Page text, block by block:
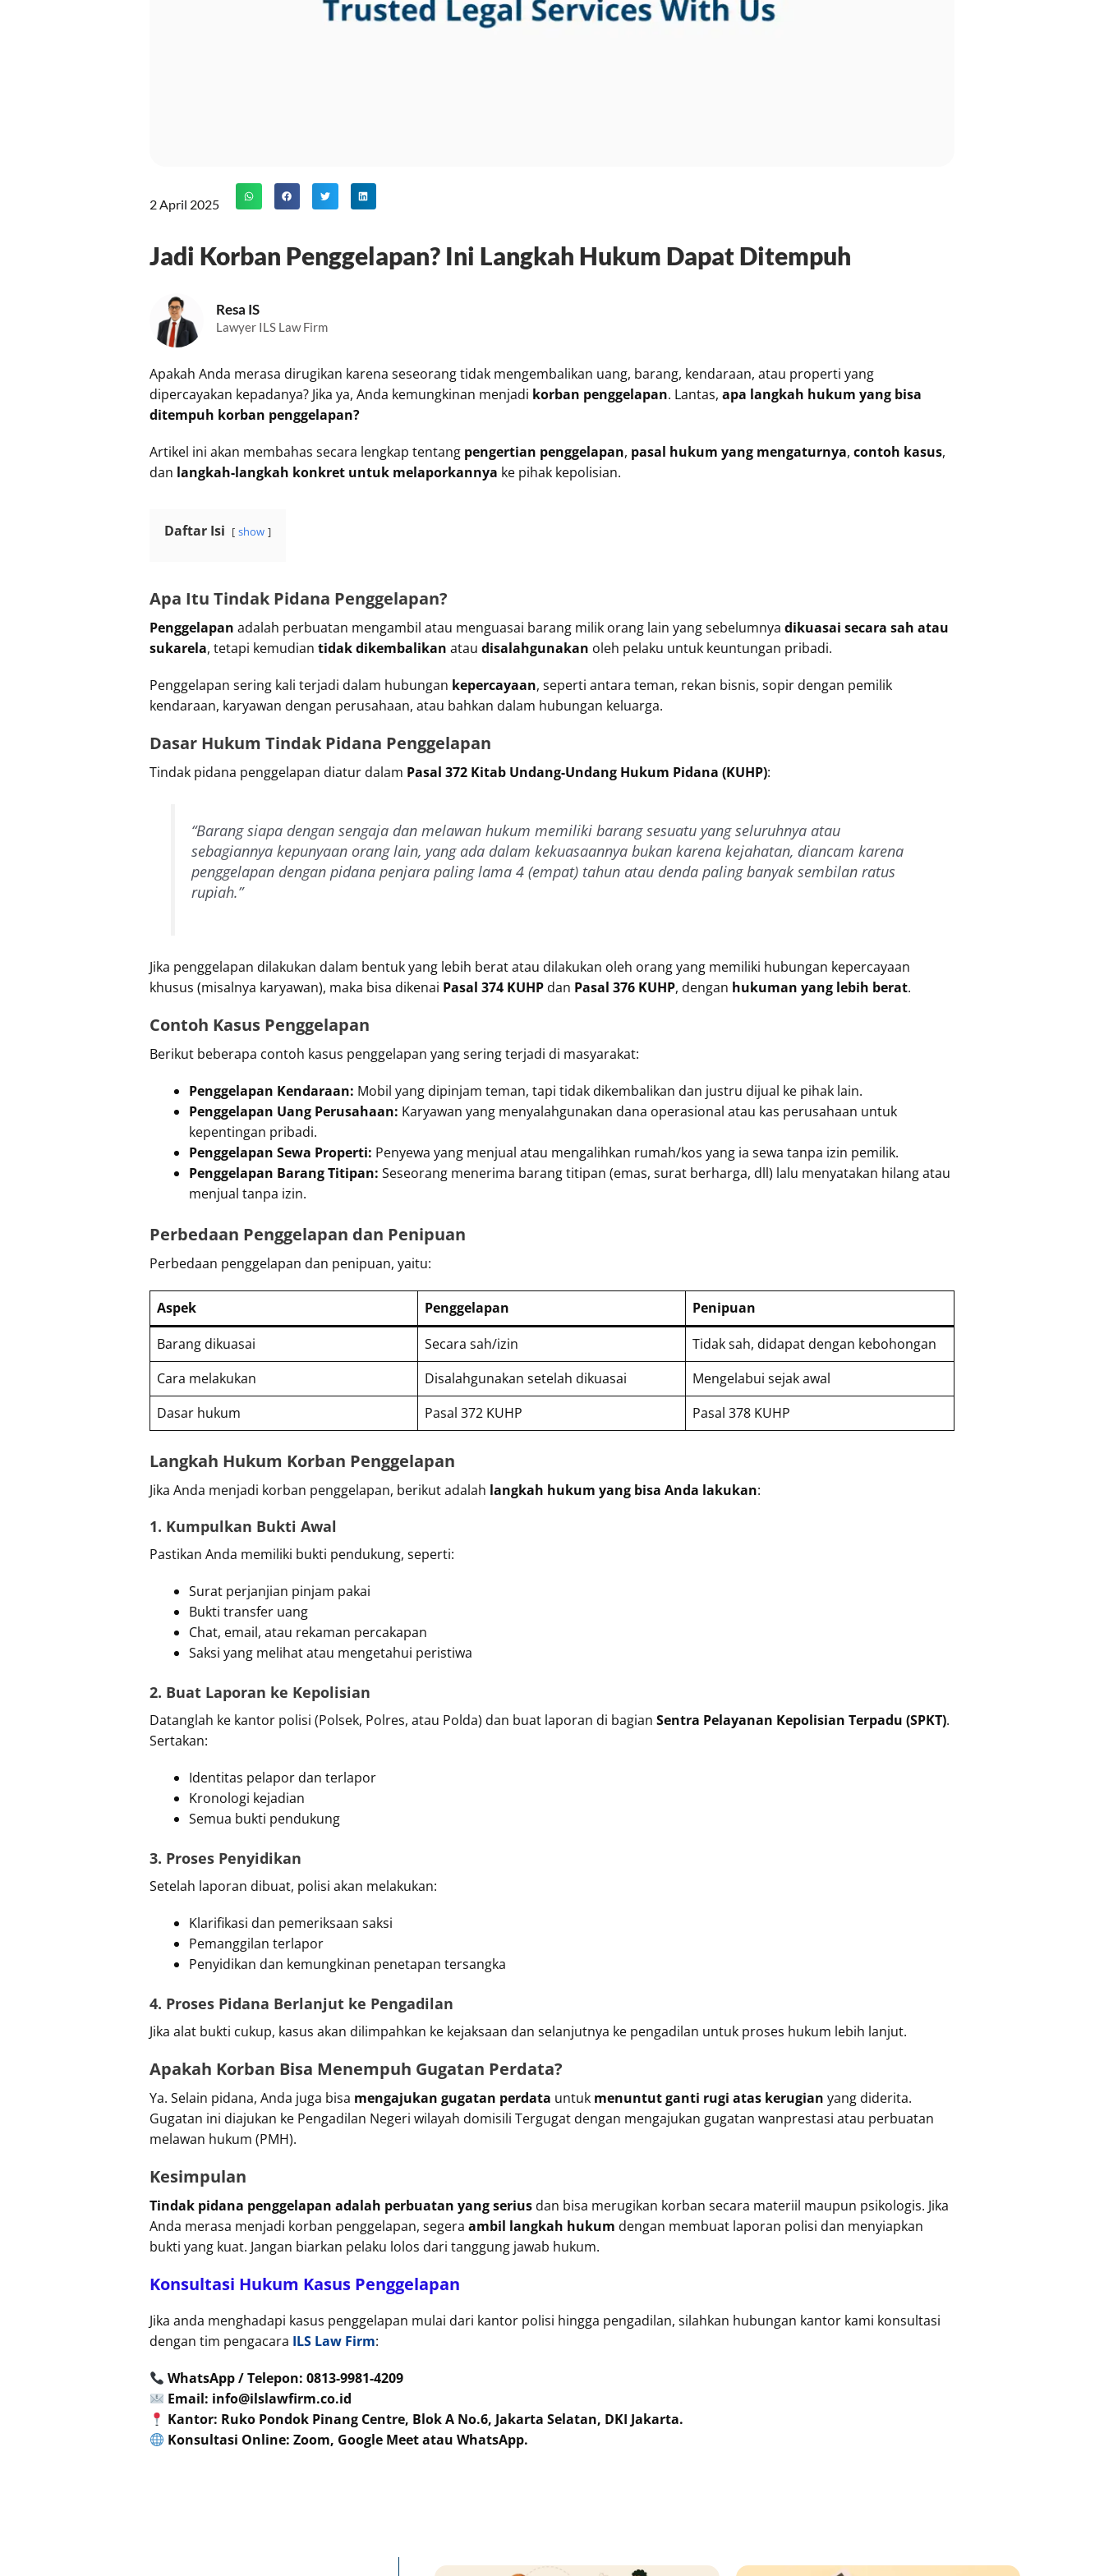
2 April 2025
Jadi Korban Penggelapan? Ini Langkah Hukum Dapat Ditempuh
Resa IS
Lawyer ILS Law Firm
Apakah Anda merasa dirugikan karena seseorang tidak mengembalikan uang, barang, kendaraan, atau properti yang
dipercayakan kepadanya? Jika ya, Anda kemungkinan menjadi korban penggelapan. Lantas, apa langkah hukum yang bisa
ditempuh korban penggelapan?
Artikel ini akan membahas secara lengkap tentang pengertian penggelapan, pasal hukum yang mengaturnya, contoh kasus,
dan langkah-langkah konkret untuk melaporkannya ke pihak kepolisian.
Daftar Isi show
Apa Itu Tindak Pidana Penggelapan?
Penggelapan adalah perbuatan mengambil atau menguasai barang milik orang lain yang sebelumnya dikuasai secara sah atau
sukarela, tetapi kemudian tidak dikembalikan atau disalahgunakan oleh pelaku untuk keuntungan pribadi.
Penggelapan sering kali terjadi dalam hubungan kepercayaan, seperti antara teman, rekan bisnis, sopir dengan pemilik
kendaraan, karyawan dengan perusahaan, atau bahkan dalam hubungan keluarga.
Dasar Hukum Tindak Pidana Penggelapan
Tindak pidana penggelapan diatur dalam Pasal 372 Kitab Undang-Undang Hukum Pidana (KUHP):
“Barang siapa dengan sengaja dan melawan hukum memiliki barang sesuatu yang seluruhnya atau
sebagiannya kepunyaan orang lain, yang ada dalam kekuasaannya bukan karena kejahatan, diancam karena
penggelapan dengan pidana penjara paling lama 4 (empat) tahun atau denda paling banyak sembilan ratus
rupiah.”
Jika penggelapan dilakukan dalam bentuk yang lebih berat atau dilakukan oleh orang yang memiliki hubungan kepercayaan
khusus (misalnya karyawan), maka bisa dikenai Pasal 374 KUHP dan Pasal 376 KUHP, dengan hukuman yang lebih berat.
Contoh Kasus Penggelapan
Berikut beberapa contoh kasus penggelapan yang sering terjadi di masyarakat:
Penggelapan Kendaraan: Mobil yang dipinjam teman, tapi tidak dikembalikan dan justru dijual ke pihak lain.
Penggelapan Uang Perusahaan: Karyawan yang menyalahgunakan dana operasional atau kas perusahaan untuk
kepentingan pribadi.
Penggelapan Sewa Properti: Penyewa yang menjual atau mengalihkan rumah/kos yang ia sewa tanpa izin pemilik.
Penggelapan Barang Titipan: Seseorang menerima barang titipan (emas, surat berharga, dll) lalu menyatakan hilang atau
menjual tanpa izin.
Perbedaan Penggelapan dan Penipuan
Perbedaan penggelapan dan penipuan, yaitu:
Aspek Penggelapan
Penipuan
Barang dikuasai
Secara sah/izin
Tidak sah, didapat dengan kebohongan
Cara melakukan
Disalahgunakan setelah dikuasai
Mengelabui sejak awal
Dasar hukum
Pasal 372 KUHP Pasal 378 KUHP
Langkah Hukum Korban Penggelapan
Jika Anda menjadi korban penggelapan, berikut adalah langkah hukum yang bisa Anda lakukan:
1. Kumpulkan Bukti Awal
Pastikan Anda memiliki bukti pendukung, seperti:
Surat perjanjian pinjam pakai
Bukti transfer uang
Chat, email, atau rekaman percakapan
Saksi yang melihat atau mengetahui peristiwa
2. Buat Laporan ke Kepolisian
Datanglah ke kantor polisi (Polsek, Polres, atau Polda) dan buat laporan di bagian Sentra Pelayanan Kepolisian Terpadu (SPKT).
Sertakan:
Identitas pelapor dan terlapor
Kronologi kejadian
Semua bukti pendukung
3. Proses Penyidikan
Setelah laporan dibuat, polisi akan melakukan:
Klarifikasi dan pemeriksaan saksi
Pemanggilan terlapor
Penyidikan dan kemungkinan penetapan tersangka
4. Proses Pidana Berlanjut ke Pengadilan
Jika alat bukti cukup, kasus akan dilimpahkan ke kejaksaan dan selanjutnya ke pengadilan untuk proses hukum lebih lanjut.
Apakah Korban Bisa Menempuh Gugatan Perdata?
Ya. Selain pidana, Anda juga bisa mengajukan gugatan perdata untuk menuntut ganti rugi atas kerugian yang diderita.
Gugatan ini diajukan ke Pengadilan Negeri wilayah domisili Tergugat dengan mengajukan gugatan wanprestasi atau perbuatan
melawan hukum (PMH).
Kesimpulan
Tindak pidana penggelapan adalah perbuatan yang serius dan bisa merugikan korban secara materiil maupun psikologis. Jika
Anda merasa menjadi korban penggelapan, segera ambil langkah hukum dengan membuat laporan polisi dan menyiapkan
bukti yang kuat. Jangan biarkan pelaku lolos dari tanggung jawab hukum.
Konsultasi Hukum Kasus Penggelapan
Jika anda menghadapi kasus penggelapan mulai dari kantor polisi hingga pengadilan, silahkan hubungan kantor kami konsultasi
dengan tim pengacara ILS Law Firm:
WhatsApp / Telepon: 0813-9981-4209
Email: info@ilslawfirm.co.id
Kantor: Ruko Pondok Pinang Centre, Blok A No.6, Jakarta Selatan, DKI Jakarta.
Konsultasi Online: Zoom, Google Meet atau WhatsApp.